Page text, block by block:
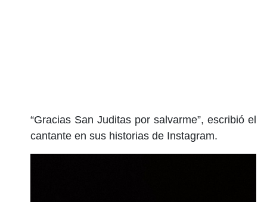
“Gracias San Juditas por salvarme”, escribió el
cantante en sus historias de Instagram.